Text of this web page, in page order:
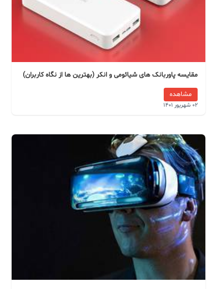
مقایسه پاوربانک های شیائومی و انکر (بهترین ها از نگاه کاربران)
مشاهده
02 شهریور 1401